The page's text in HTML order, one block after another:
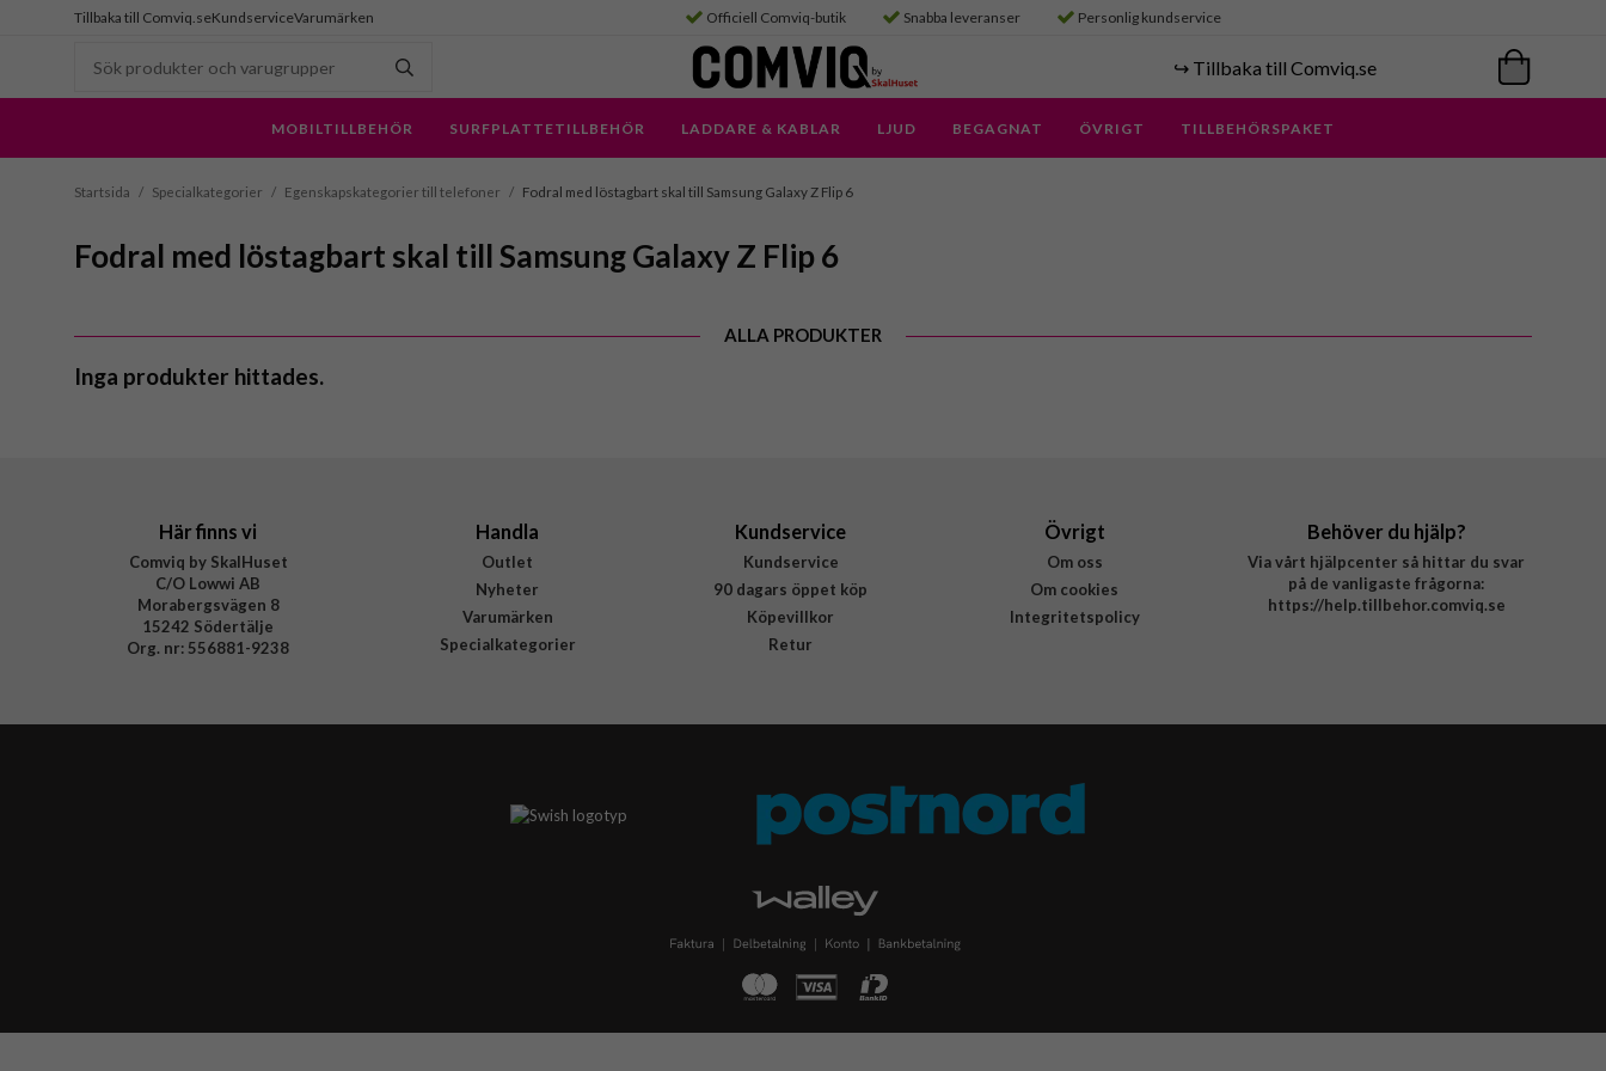
Tillbaka till Comviq.seKundserviceVarumärken Officiell Comviq-butik Snabba leveranser Personlig kundservice
↪️ Tillbaka till Comviq.se
MOBILTILLBEHÖR SURFPLATTETILLBEHÖR LADDARE & KABLAR LJUD BEGAGNAT ÖVRIGT TILLBEHÖRSPAKET
Startsida / Specialkategorier / Egenskapskategorier till telefoner / Fodral med löstagbart skal till Samsung Galaxy Z Flip 6
Fodral med löstagbart skal till Samsung Galaxy Z Flip 6
ALLA PRODUKTER
Inga produkter hittades.
Här finns vi
Comviq by SkalHuset
C/O Lowwi AB
Morabergsvägen 8
15242 Södertälje
Org. nr: 556881-9238
Handla
Outlet
Nyheter
Varumärken
Specialkategorier
Kundservice
Kundservice
90 dagars öppet köp
Köpevillkor
Retur
Övrigt
Om oss
Om cookies
Integritetspolicy
Behöver du hjälp?
Via vårt hjälpcenter så hittar du svar
på de vanligaste frågorna:
https://help.tillbehor.comviq.se